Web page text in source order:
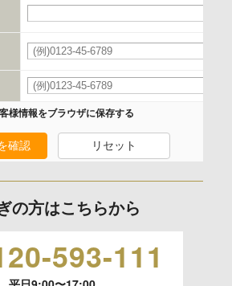
関する契約
とは、個人情報取扱に関する覚書の締結
示、内容の訂正、追加または削除、利用
す。
下記お問い合わせ先窓口へご連絡願いま
様情報をブラウザに保存する
確認 リセット
の方はこちらから
593-111